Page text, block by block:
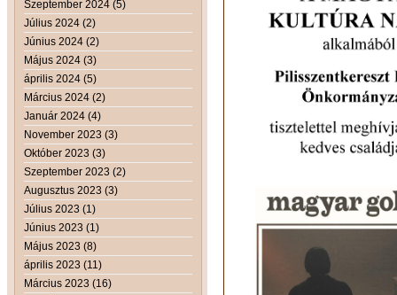
Szeptember 2024 (5)
Július 2024 (2)
Június 2024 (2)
Május 2024 (3)
április 2024 (5)
Március 2024 (2)
Január 2024 (4)
November 2023 (3)
Október 2023 (3)
Szeptember 2023 (2)
Augusztus 2023 (3)
Július 2023 (1)
Június 2023 (1)
Május 2023 (8)
április 2023 (11)
Március 2023 (16)